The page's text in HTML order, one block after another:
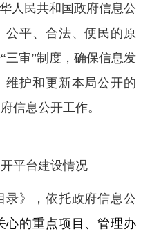
人民共和国政府信息公
公平、合法、便民的原
三审”制度，确保信息发
维护和更新本局公开的
信息公开工作。
平台建设情况
录》，依托政府信息公
心的重点项目、管理办